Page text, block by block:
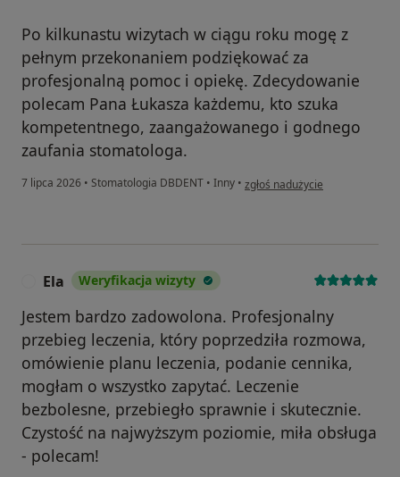
Po kilkunastu wizytach w ciągu roku mogę z
pełnym przekonaniem podziękować za
profesjonalną pomoc i opiekę. Zdecydowanie
polecam Pana Łukasza każdemu, kto szuka
kompetentnego, zaangażowanego i godnego
zaufania stomatologa.
7 lipca 2026 • Stomatologia DBDENT • Inny • w opinii użytkownika Jakub
zgłoś nadużycie
Ela Weryfikacja wizyty
Jestem bardzo zadowolona. Profesjonalny
przebieg leczenia, który poprzedziła rozmowa,
omówienie planu leczenia, podanie cennika,
mogłam o wszystko zapytać. Leczenie
bezbolesne, przebiegło sprawnie i skutecznie.
Czystość na najwyższym poziomie, miła obsługa
- polecam!